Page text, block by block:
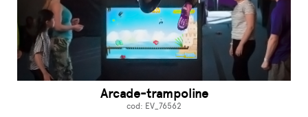
Arcade-trampoline
cod: EV_76562